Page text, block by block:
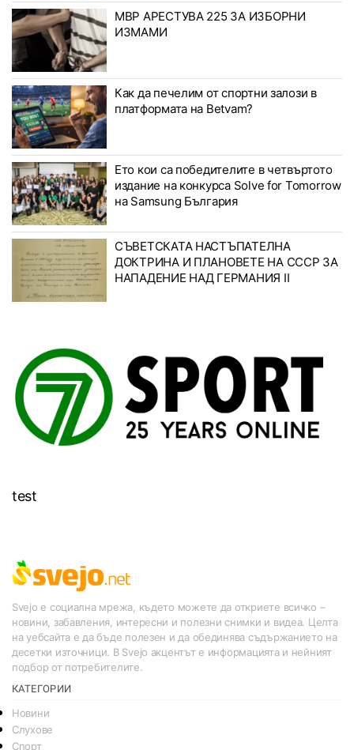
МВР АРЕСТУВА 225 ЗА ИЗБОРНИ
ИЗМАМИ
Как да печелим от спортни залози в
платформата на Betvam?
Ето кои са победителите в четвъртото
издание на конкурса Solve for Tomorrow
на Samsung България
СЪВЕТСКАТА НАСТЪПАТЕЛНА
ДОКТРИНА И ПЛАНОВЕТЕ НА СССР ЗА
НАПАДЕНИЕ НАД ГЕРМАНИЯ II
test
Svejo е социална мрежа, където можете да откриете всичко –
новини, забавления, интересни и полезни снимки и видеа. Целта
на уебсайта е да бъде полезен и да обединява съдържанието на
десетки източници. В Svejo акцентът е информацията и нейният
подбор от потребителите.
КАТЕГОРИИ
Новини
Слухове
Спорт